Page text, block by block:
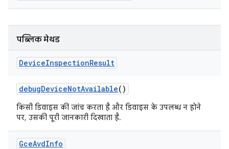
पब्लिक मेथड
DeviceInspectionResult
debugDeviceNotAvailable()
किसी डिवाइस की जांच करता है और डिवाइस के उपलब्ध न होने
पर, उसकी पूरी जानकारी दिखाता है.
GceAvdInfo